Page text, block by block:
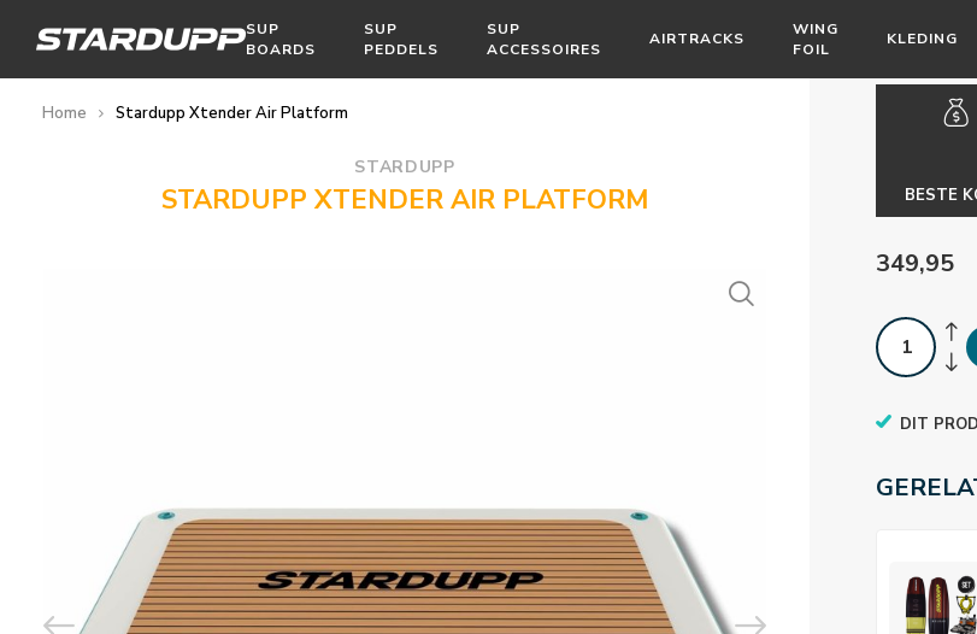
SUP
BOARDS
SUP
PEDDELS
SUP
ACCESSOIRES
AIRTRACKS
WING
FOIL
KLEDING
Home Stardupp Xtender Air Platform
STARDUPP
STARDUPP XTENDER AIR PLATFORM BESTE
349,95
DIT